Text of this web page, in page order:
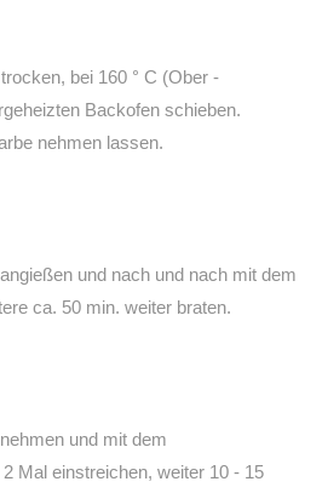
bei 160 ° C (Ober -
Backofen schieben.
nehmen lassen.
und nach und nach mit dem
ca. 50 min. weiter braten.
und mit dem
Mal einstreichen, weiter 10 - 15